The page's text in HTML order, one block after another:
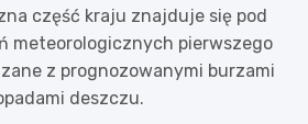
część kraju znajduje się pod
meteorologicznych pierwszego
z prognozowanymi burzami
deszczu.